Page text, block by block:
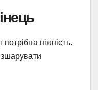
ніжність.